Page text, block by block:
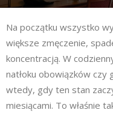
Na początku wszystko
większe zmęczenie,
koncentracją. W
natłoku obowiązków czy
wtedy, gdy ten stan
miesiącami. To właśnie